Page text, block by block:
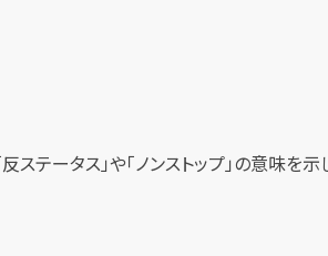
テータス」や「ノンストップ」の意味